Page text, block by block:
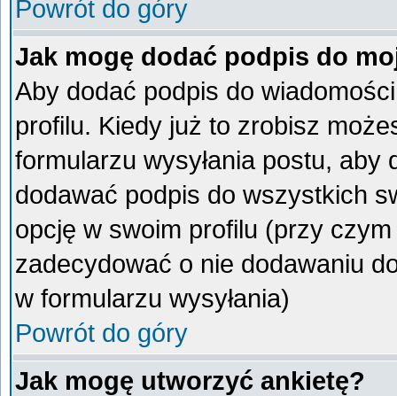
Powrót do góry
Jak mogę dodać podpis do
Aby dodać podpis do
profilu. Kiedy już to zrobisz
formularzu wysyłania postu,
dodawać podpis do wszystkich
opcję w swoim profilu (przy
zadecydować o nie dodawaniu
w formularzu wysyłania)
Powrót do góry
Jak mogę utworzyć ankietę?